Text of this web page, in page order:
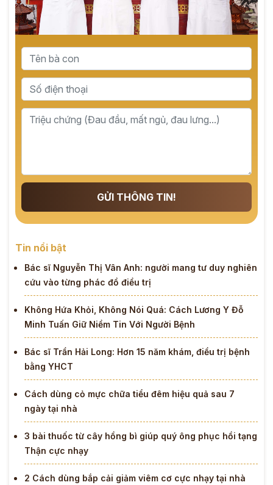
GỬI THÔNG TIN!
Tin nổi bật
Bác sĩ Nguyễn Thị Vân Anh: người mang tư duy nghiên
cứu vào từng phác đồ điều trị
Không Hứa Khỏi, Không Nói Quá: Cách Lương Y Đỗ
Minh Tuấn Giữ Niềm Tin Với Người Bệnh
Bác sĩ Trần Hải Long: Hơn 15 năm khám, điều trị bệnh
bằng YHCT
Cách dùng cỏ mực chữa tiểu đêm hiệu quả sau 7
ngày tại nhà
3 bài thuốc từ cây hồng bì giúp quý ông phục hồi tạng
Thận cực nhạy
2 Cách dùng bắp cải giảm viêm cơ cực nhạy tại nhà